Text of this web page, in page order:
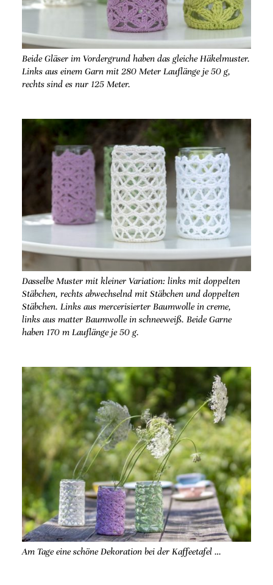
Beide Gläser im Vordergrund haben das gleiche Häkelmuster.
Links aus einem Garn mit 280 Meter Lauflänge je 50 g,
rechts sind es nur 125 Meter.
Dasselbe Muster mit kleiner Variation: links mit doppelten
Stäbchen, rechts abwechselnd mit Stäbchen und doppelten
Stäbchen. Links aus mercerisierter Baumwolle in creme,
links aus matter Baumwolle in schneeweiß. Beide Garne
haben 170 m Lauflänge je 50 g.
Am Tage eine schöne Dekoration bei der Kaffeetafel …